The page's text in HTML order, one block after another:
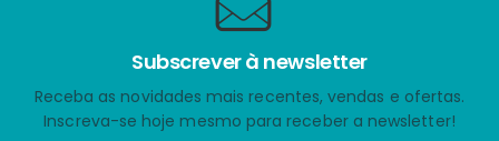
Subscrever à newsletter
Receba as novidades mais recentes, vendas e ofertas.
Inscreva-se hoje mesmo para receber a newsletter!